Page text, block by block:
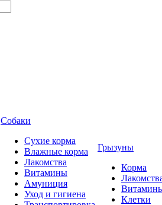
Собаки
Сухие корма
Влажные корма
Лакомства
Витамины
Амуниция
Уход и гигиена
Грызуны
Корма
Клетки